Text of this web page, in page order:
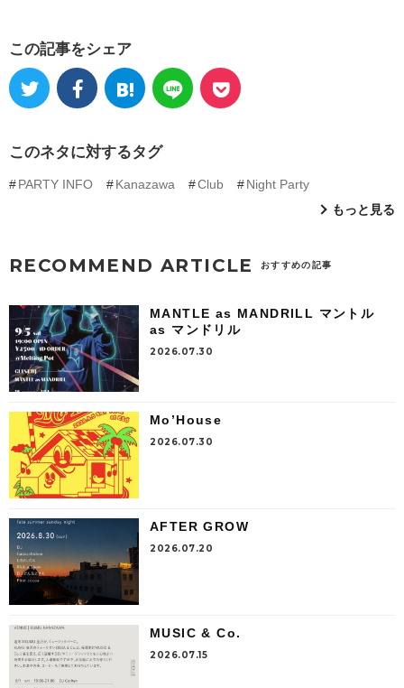
この記事をシェア
このネタに対するタグ
PARTY INFO Kanazawa Club
Night Party
もっと見る
RECOMMEND ARTICLE おすすめの記事
MANTLE as MANDRILL マントル
as マンドリル
2026.07.30
Mo’House
2026.07.30
AFTER GROW
2026.07.20
MUSIC & Co.
2026.07.15